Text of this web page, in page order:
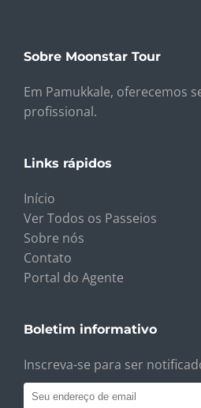
Sobre Moonstar Tour
Em Pamukkale, oferecemos
profissional.
Links rápidos
Início
Ver Todos os Passeios
Sobre nós
Contato
Portal do Agente
Boletim informativo
Inscreva-se para ser